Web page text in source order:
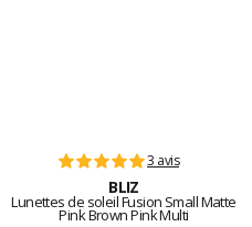
3 avis
BLIZ
Lunettes de soleil Fusion Small Matte
Pink Brown Pink Multi